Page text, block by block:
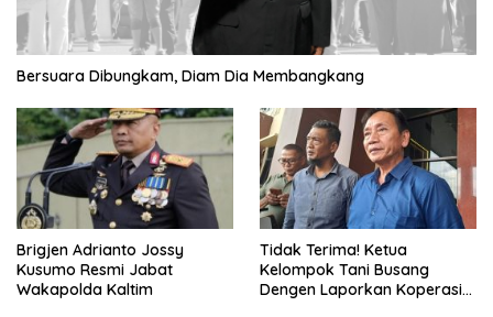
Bersuara Dibungkam, Diam Dia Membangkang
Brigjen Adrianto Jossy
Kusumo Resmi Jabat
Wakapolda Kaltim
Tidak Terima! Ketua
Kelompok Tani Busang
Dengen Laporkan Koperasi